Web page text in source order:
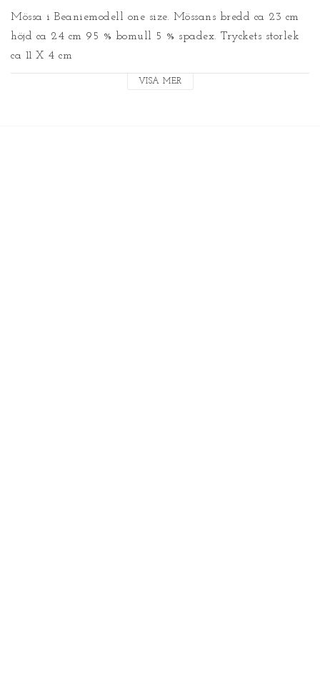
Mössa i Beaniemodell one size. Mössans bredd ca 23 cm
höjd ca 24 cm 95 % bomull 5 % spadex. Tryckets storlek
ca 11 X 4 cm
VISA MER